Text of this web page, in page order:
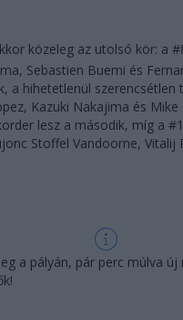
közeleg az utolsó kör: a
Sebastien Buemi és
a hihetetlenül szerencsétlen
Kazuki Nakajima és
lesz a második, míg a
Stoffel Vandoorne, Vitalij
a pályán, pár perc múlva